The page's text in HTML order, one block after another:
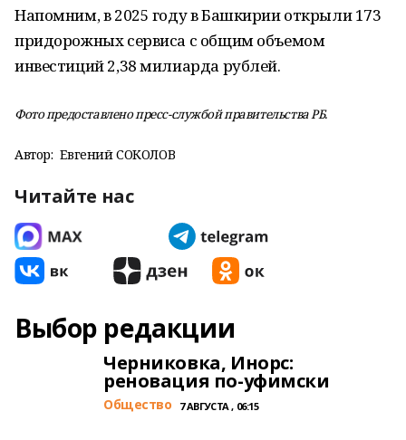
Напомним, в 2025 году в Башкирии открыли 173
придорожных сервиса с общим объемом
инвестиций 2,38 милиарда рублей.
Фото предоставлено пресс-службой правительства РБ.
Автор: Евгений СОКОЛОВ
Читайте нас
Выбор редакции
Черниковка, Инорс:
реновация по-уфимски
Общество 7 АВГУСТА , 06:15